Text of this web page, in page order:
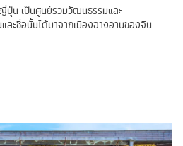
ปุ่น เป็นศูนย์รวมวัฒนธรรมและ
ะชื่อนั้นได้มาจากเมืองฉางอานของจีน